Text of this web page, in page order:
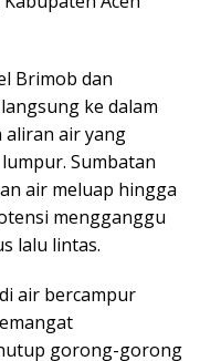
Brimob dan
ke dalam
aliran air yang
Sumbatan
air meluap hingga
mengganggu
lalu lintas.
air bercampur
gorong-gorong